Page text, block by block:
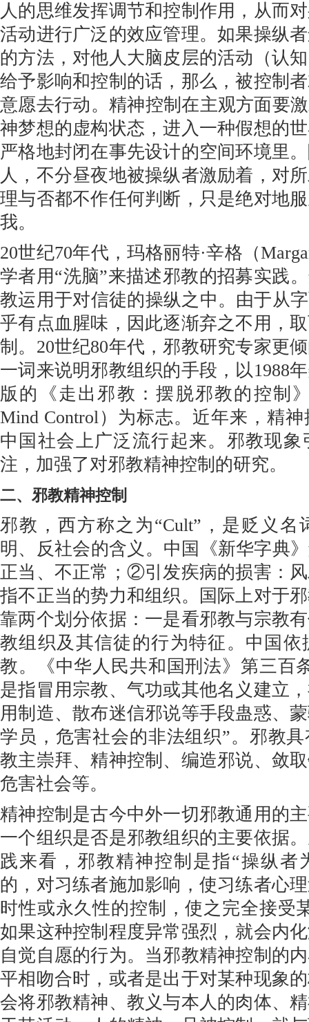
人的思维发挥调节和控制作用，从而
活动进行广泛的效应管理。如果操纵
的方法，对他人大脑皮层的活动（认
给予影响和控制的话，那么，被控制
意愿去行动。精神控制在主观方面要
神梦想的虚构状态，进入一种假想的
严格地封闭在事先设计的空间环境里
人，不分昼夜地被操纵者激励着，对
理与否都不作任何判断，只是绝对地
我。
20世纪70年代，玛格丽特·辛格（
学者用“洗脑”来描述邪教的招募实践
教运用于对信徒的操纵之中。由于从
乎有点血腥味，因此逐渐弃之不用，
制。20世纪80年代，邪教研究专家更
一词来说明邪教组织的手段，以1988
版的《走出邪教：摆脱邪教的控制》
Mind Control）为标志。近年来，精
中国社会上广泛流行起来。邪教现象
注，加强了对邪教精神控制的研究。
二、邪教精神控制
邪教，西方称之为“Cult”，是贬义名
明、反社会的含义。中国《新华字典
正当、不正常；②引发疾病的损害：
指不正当的势力和组织。国际上对于
靠两个划分依据：一是看邪教与宗教
教组织及其信徒的行为特征。中国依
教。《中华人民共和国刑法》第三百
是指冒用宗教、气功或其他名义建立
用制造、散布迷信邪说等手段蛊惑、
学员，危害社会的非法组织”。邪教
教主崇拜、精神控制、编造邪说、敛
危害社会等。
精神控制是古今中外一切邪教通用的
一个组织是否是邪教组织的主要依据
践来看，邪教精神控制是指“操纵者
的，对习练者施加影响，使习练者心
时性或永久性的控制，使之完全接受
如果这种控制程度异常强烈，就会内
自觉自愿的行为。当邪教精神控制的
平相吻合时，或者是出于对某种现象
会将邪教精神、教义与本人的肉体、